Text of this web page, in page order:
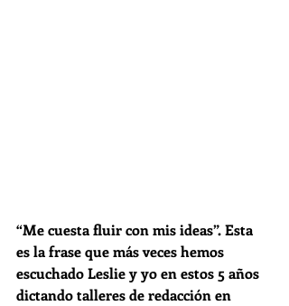
“Me cuesta fluir con mis ideas”. Esta
es la frase que más veces hemos
escuchado Leslie y yo en estos 5 años
dictando talleres de redacción en